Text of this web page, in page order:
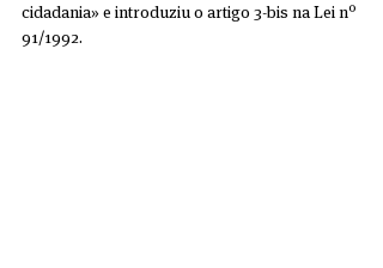
cidadania» e introduziu o artigo 3-bis na Lei nº
91/1992.